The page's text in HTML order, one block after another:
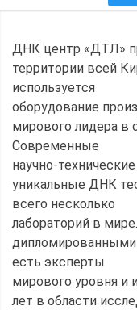
ДНК центр «ДТЛ»
территории всей
используется
оборудование
мирового лидера в
Современные
научно-
уникальные ДНК
всего несколько
лабораторий в
есть эксперты
мирового уровня
лет в области